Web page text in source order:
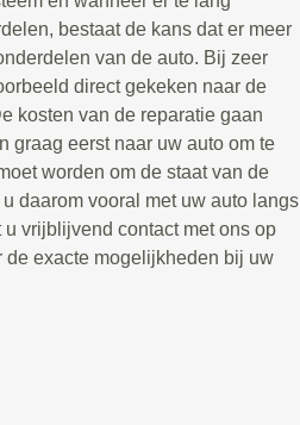
bestaat de kans dat er meer
van de auto. Bij zeer
direct gekeken naar de
kosten van de reparatie gaan
graag eerst naar uw auto om te
worden om de staat van de
daarom vooral met uw auto langs
vrijblijvend contact met ons op
exacte mogelijkheden bij uw